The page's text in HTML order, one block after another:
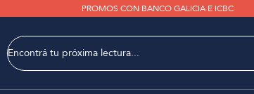
PROMOS CON BANCO GALICIA E ICBC